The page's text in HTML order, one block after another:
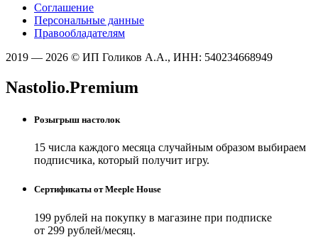
Соглашение
Персональные данные
Правообладателям
2019 — 2026 © ИП Голиков А.А., ИНН: 540234668949
Nastolio.Premium
Розыгрыш настолок
15 числа каждого месяца случайным образом выбираем
подписчика, который получит игру.
Сертификаты от Meeple House
199 рублей на покупку в магазине при подписке
от 299 рублей/месяц.